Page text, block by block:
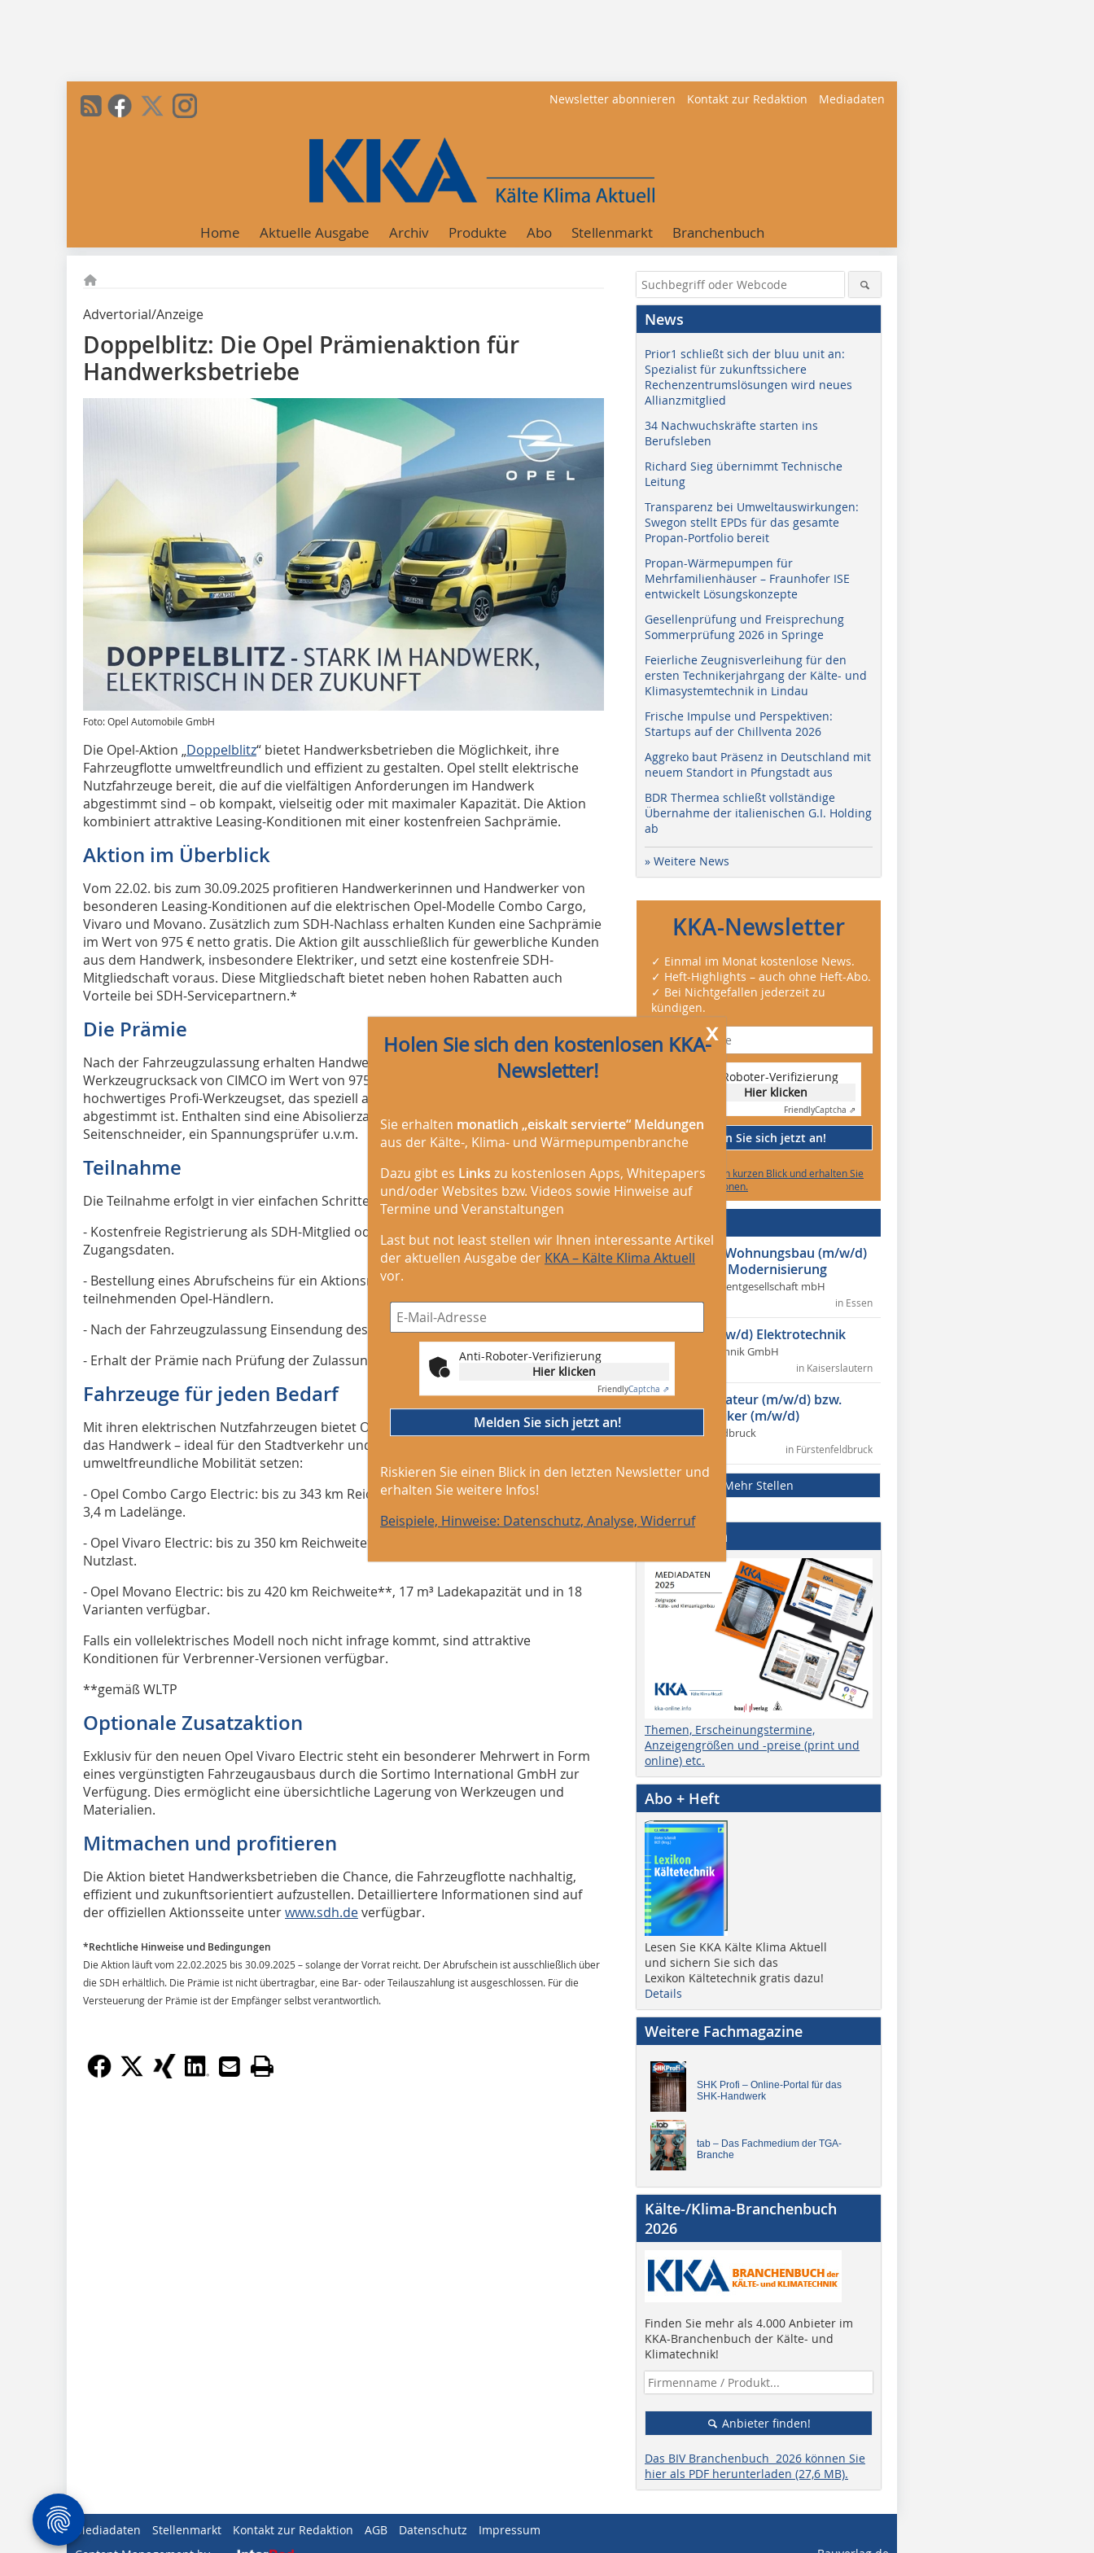
Newsletter abonnieren Kontakt zur Redaktion Mediadaten
Home Aktuelle Ausgabe Archiv Produkte Abo Stellenmarkt Branchenbuch
Advertorial/Anzeige
Doppelblitz: Die Opel Prämienaktion für
Handwerksbetriebe
Foto: Opel Automobile GmbH
Die Opel-Aktion „Doppelblitz“ bietet Handwerksbetrieben die Möglichkeit, ihre
Fahrzeugflotte umweltfreundlich und effizient zu gestalten. Opel stellt elektrische
Nutzfahrzeuge bereit, die auf die vielfältigen Anforderungen im Handwerk
abgestimmt sind – ob kompakt, vielseitig oder mit maximaler Kapazität. Die Aktion
kombiniert attraktive Leasing-Konditionen mit einer kostenfreien Sachprämie.
Aktion im Überblick
Vom 22.02. bis zum 30.09.2025 profitieren Handwerkerinnen und Handwerker von
besonderen Leasing-Konditionen auf die elektrischen Opel-Modelle Combo Cargo,
Vivaro und Movano. Zusätzlich zum SDH-Nachlass erhalten Kunden eine Sachprämie
im Wert von 975 € netto gratis. Die Aktion gilt ausschließlich für gewerbliche Kunden
aus dem Handwerk, insbesondere Elektriker, und setzt eine kostenfreie SDH-
Mitgliedschaft voraus. Diese Mitgliedschaft bietet neben hohen Rabatten auch
Vorteile bei SDH-Servicepartnern.*
Die Prämie
Nach der Fahrzeugzulassung erhalten Handwerksbetriebe den CimPack Electric
Werkzeugrucksack von CIMCO im Wert von 975 € netto kostenlos. Dieser enthält ein
hochwertiges Profi-Werkzeugset, das speziell auf die Anforderungen von Elektrikern
abgestimmt ist. Enthalten sind eine Abisolierzange, ein Kabelmesser, ein
Seitenschneider, ein Spannungsprüfer u.v.m.
Teilnahme
Die Teilnahme erfolgt in vier einfachen Schritten:
- Kostenfreie Registrierung als SDH-Mitglied oder Anmeldung mit vorhandenen
Zugangsdaten.
- Bestellung eines Abrufscheins für ein Aktionsmodell und Vorlage bei
teilnehmenden Opel-Händlern.
- Nach der Fahrzeugzulassung Einsendung des ausgefüllten Prämienformulars.
- Erhalt der Prämie nach Prüfung der Zulassung innerhalb von 8-12 Wochen.
Fahrzeuge für jeden Bedarf
Mit ihren elektrischen Nutzfahrzeugen bietet Opel maßgeschneiderte Lösungen für
das Handwerk – ideal für den Stadtverkehr und für Unternehmen, die auf
umweltfreundliche Mobilität setzen:
- Opel Combo Cargo Electric: bis zu 343 km Reichweite**, 4,4 m³ Ladekapazität und
3,4 m Ladelänge.
- Opel Vivaro Electric: bis zu 350 km Reichweite**, 6,6 m³ Ladekapazität und 1.250 kg
Nutzlast.
- Opel Movano Electric: bis zu 420 km Reichweite**, 17 m³ Ladekapazität und in 18
Varianten verfügbar.
Falls ein vollelektrisches Modell noch nicht infrage kommt, sind attraktive
Konditionen für Verbrenner-Versionen verfügbar.
**gemäß WLTP
Optionale Zusatzaktion
Exklusiv für den neuen Opel Vivaro Electric steht ein besonderer Mehrwert in Form
eines vergünstigten Fahrzeugausbaus durch die Sortimo International GmbH zur
Verfügung. Dies ermöglicht eine übersichtliche Lagerung von Werkzeugen und
Materialien.
Mitmachen und profitieren
Die Aktion bietet Handwerksbetrieben die Chance, die Fahrzeugflotte nachhaltig,
effizient und zukunftsorientiert aufzustellen. Detailliertere Informationen sind auf
der offiziellen Aktionsseite unterwww.sdh.deverfügbar.
*Rechtliche Hinweise und Bedingungen
Die Aktion läuft vom 22.02.2025 bis 30.09.2025 – solange der Vorrat reicht. Der Abrufschein ist ausschließlich über
die SDH erhältlich. Die Prämie ist nicht übertragbar, eine Bar- oder Teilauszahlung ist ausgeschlossen. Für die
Versteuerung der Prämie ist der Empfänger selbst verantwortlich.
x
Holen Sie sich den kostenlosen KKA-
Newsletter!
Sie erhalten monatlich „eiskalt servierte“ Meldungen
aus der Kälte-, Klima- und Wärmepumpenbranche
Dazu gibt es Links zu kostenlosen Apps, Whitepapers
und/oder Websites bzw. Videos sowie Hinweise auf
Termine und Veranstaltungen
Last but not least stellen wir Ihnen interessante Artikel
der aktuellen Ausgabe der KKA – Kälte Klima Aktuell
vor.
Anti-Roboter-Verifizierung
Hier klicken
FriendlyCaptcha ⇗
Melden Sie sich jetzt an!
Riskieren Sie einen Blick in den letzten Newsletter und
erhalten Sie weitere Infos!
Beispiele, Hinweise: Datenschutz, Analyse, Widerruf
News
Prior1 schließt sich der bluu unit an:
Spezialist für zukunftssichere
Rechenzentrumslösungen wird neues
Allianzmitglied
34 Nachwuchskräfte starten ins
Berufsleben
Richard Sieg übernimmt Technische
Leitung
Transparenz bei Umweltauswirkungen:
Swegon stellt EPDs für das gesamte
Propan-Portfolio bereit
Propan-Wärmepumpen für
Mehrfamilienhäuser – Fraunhofer ISE
entwickelt Lösungskonzepte
Gesellenprüfung und Freisprechung
Sommerprüfung 2026 in Springe
Feierliche Zeugnisverleihung für den
ersten Technikerjahrgang der Kälte- und
Klimasystemtechnik in Lindau
Frische Impulse und Perspektiven:
Startups auf der Chillventa 2026
Aggreko baut Präsenz in Deutschland mit
neuem Standort in Pfungstadt aus
BDR Thermea schließt vollständige
Übernahme der italienischen G.I. Holding
ab
» Weitere News
KKA-Newsletter
✓ Einmal im Monat kostenlose News.
✓ Heft-Highlights – auch ohne Heft-Abo.
✓ Bei Nichtgefallen jederzeit zu
kündigen.
Anti-Roboter-Verifizierung
Hier klicken
FriendlyCaptcha ⇗
Melden Sie sich jetzt an!
Riskieren Sie einen kurzen Blick und erhalten Sie
weitere Informationen.
Projektleiter Wohnungsbau (m/w/d)
Energetische Modernisierung
Allbau Managementgesellschaft mbH
in Essen
vor 5 h
Bauleiter (m/w/d) Elektrotechnik
Salvia Elektrotechnik GmbH
in Kaiserslautern
Elektroinstallateur (m/w/d) bzw.
Elektrotechniker (m/w/d)
Stadt Fürstenfeldbruck
in Fürstenfeldbruck
Mehr Stellen
Mediadaten
Themen, Erscheinungstermine,
Anzeigengrößen und -preise (print und
online) etc.
Abo + Heft
Lesen Sie KKA Kälte Klima Aktuell
und sichern Sie sich das
Lexikon Kältetechnik gratis dazu!
Details
Weitere Fachmagazine
SHK Profi – Online-Portal für das
SHK-Handwerk
tab – Das Fachmedium der TGA-
Branche
Kälte-/Klima-Branchenbuch
2026
Finden Sie mehr als 4.000 Anbieter im
KKA-Branchenbuch der Kälte- und
Klimatechnik!
Anbieter finden!
Das BIV Branchenbuch 2026 können Sie
hier als PDF herunterladen (27,6 MB).
Mediadaten Stellenmarkt Kontakt zur Redaktion AGB Datenschutz
Impressum